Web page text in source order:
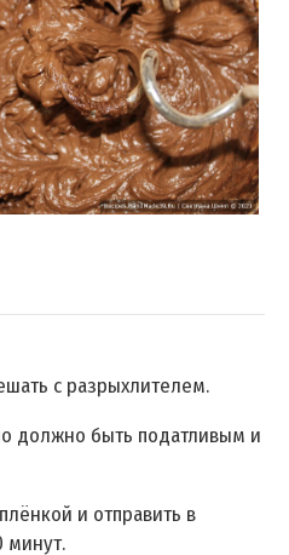
с разрыхлителем.
должно быть податливым и
и отправить в
минут.